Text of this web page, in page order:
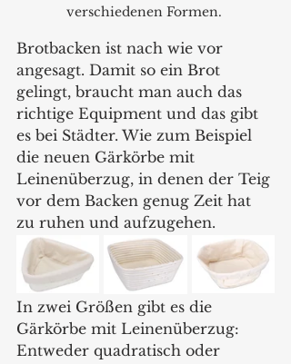
verschiedenen Formen.
Brotbacken ist nach wie vor
angesagt. Damit so ein Brot
gelingt, braucht man auch das
richtige Equipment und das gibt
es bei Städter. Wie zum Beispiel
die neuen Gärkörbe mit
Leinenüberzug, in denen der Teig
vor dem Backen genug Zeit hat
zu ruhen und aufzugehen.
In zwei Größen gibt es die
Gärkörbe mit Leinenüberzug:
Entweder quadratisch oder